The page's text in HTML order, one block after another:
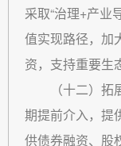
采取“治理+产业
值实现路径，加
资，支持重要生
（十二）拓展
期提前介入，提
供债券融资、股